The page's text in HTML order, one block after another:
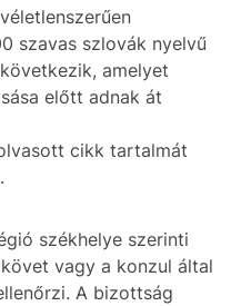
szavas szlovák nyelvű
amelyet
előtt adnak át
cikk tartalmát
székhelye szerinti
vagy a konzul által
A bizottság